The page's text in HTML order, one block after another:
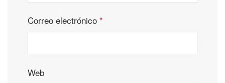
Correo electrónico *
Web